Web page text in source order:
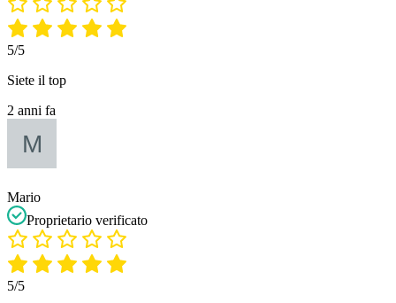
5/5
Siete il top
2 anni fa
Mario
Proprietario verificato
5/5